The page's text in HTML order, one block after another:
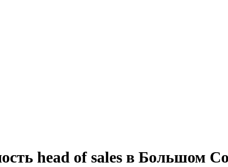
head of sales в Большом